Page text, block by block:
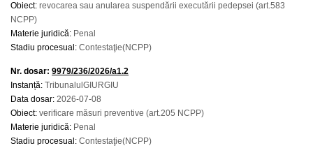
Obiect: revocarea sau anularea suspendării executării pedepsei (art.583
NCPP)
Materie juridică: Penal
Stadiu procesual: Contestaţie(NCPP)
Nr. dosar: 9979/236/2026/a1.2
Instanță: TribunalulGIURGIU
Data dosar: 2026-07-08
Obiect: verificare măsuri preventive (art.205 NCPP)
Materie juridică: Penal
Stadiu procesual: Contestaţie(NCPP)